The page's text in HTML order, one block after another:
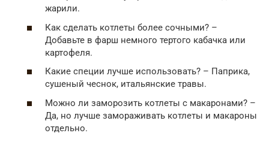
жарили.
Как сделать котлеты более сочными? –
Добавьте в фарш немного тертого кабачка или
картофеля.
Какие специи лучше использовать? – Паприка,
сушеный чеснок, итальянские травы.
Можно ли заморозить котлеты с макаронами? –
Да, но лучше замораживать котлеты и макароны
отдельно.